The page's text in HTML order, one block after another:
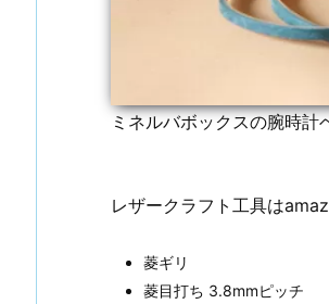
ミネルバボックスの腕時計
レザークラフト工具は
菱ギリ
菱目打ち 3.8mmピッチ